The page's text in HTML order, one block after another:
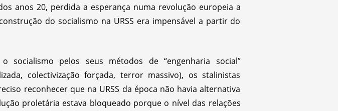
anos 20, perdida a esperança numa revolução europeia a
do socialismo na URSS era impensável a partir do
socialismo pelos seus métodos de “engenharia social”
colectivização forçada, terror massivo), os stalinistas
reconhecer que na URSS da época não havia alternativa
proletária estava bloqueado porque o nível das relações